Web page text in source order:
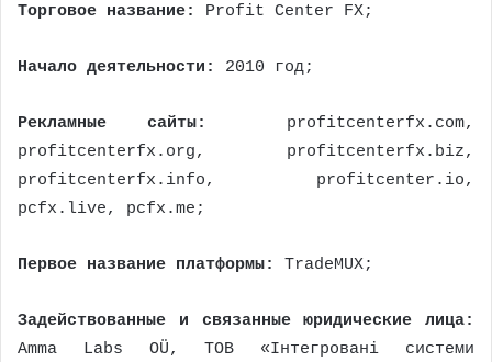
Торговое название: Profit Center FX;
Начало деятельности: 2010 год;
Рекламные сайты:
profitcenterfx.com,
profitcenterfx.org, profitcenterfx.biz,
profitcenterfx.info, profitcenter.io,
pcfx.live, pcfx.me;
Первое название платформы: TradeMUX;
Задействованные и связанные юридические лица:
Amma Labs OÜ, ТОВ «Інтегровані системи